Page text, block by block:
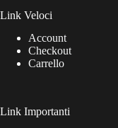
Link Veloci
Account
Checkout
Carrello
Link Importanti